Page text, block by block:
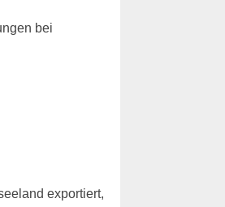
bei
exportiert,